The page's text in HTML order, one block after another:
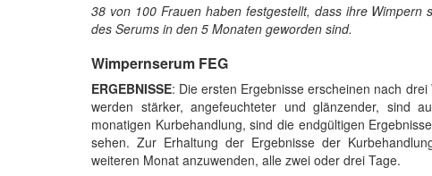
38 von 100 Frauen haben festgestellt, dass ihre
des Serums in den 5 Monaten geworden sind.
Wimpernserum FEG
ERGEBNISSE: Die ersten Ergebnisse erscheinen nach
werden stärker, angefeuchteter und glänzender, sind
monatigen Kurbehandlung, sind die endgültigen
sehen. Zur Erhaltung der Ergebnisse der
weiteren Monat anzuwenden, alle zwei oder drei Tage.